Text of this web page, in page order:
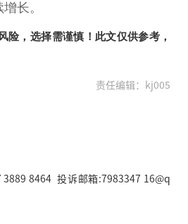
长。
险，选择需谨慎！此文仅供参考，
责任编辑：kj005
8464 投诉邮箱:7983347 16@q